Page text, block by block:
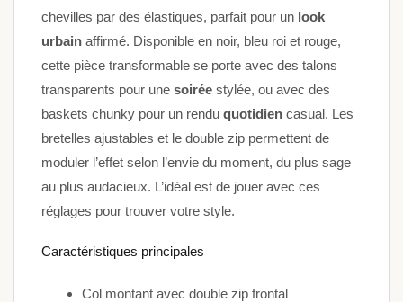
chevilles par des élastiques, parfait pour un look
urbain affirmé. Disponible en noir, bleu roi et rouge,
cette pièce transformable se porte avec des talons
transparents pour une soirée stylée, ou avec des
baskets chunky pour un rendu quotidien casual. Les
bretelles ajustables et le double zip permettent de
moduler l’effet selon l’envie du moment, du plus sage
au plus audacieux. L’idéal est de jouer avec ces
réglages pour trouver votre style.
Caractéristiques principales
Col montant avec double zip frontal